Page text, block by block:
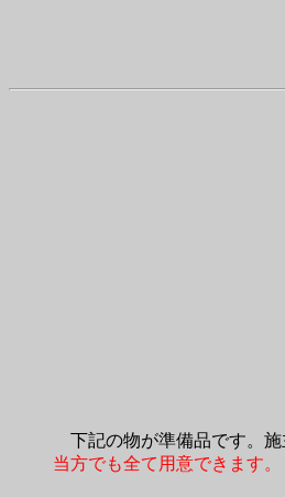
下記の物が準備品です。施
当方でも全て用意できます